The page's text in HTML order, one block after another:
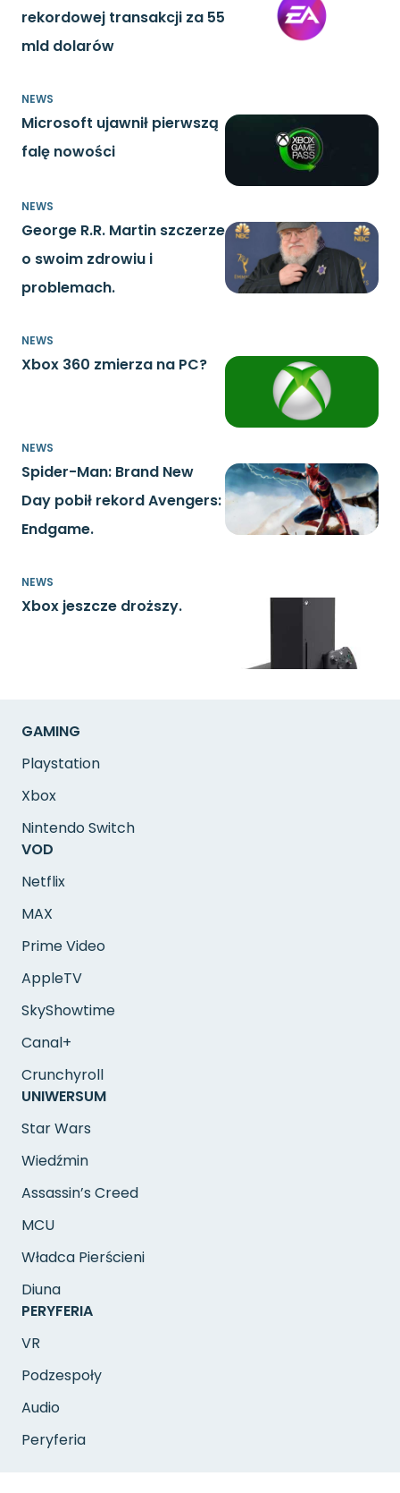
rekordowej transakcji za 55
mld dolarów
NEWS
Microsoft ujawnił pierwszą
falę nowości
NEWS
George R.R. Martin szczerze
o swoim zdrowiu i
problemach.
NEWS
Xbox 360 zmierza na PC?
NEWS
Spider-Man: Brand New
Day pobił rekord Avengers:
Endgame.
NEWS
Xbox jeszcze droższy.
GAMING
Playstation
Xbox
Nintendo Switch
VOD
Netflix
MAX
Prime Video
AppleTV
SkyShowtime
Canal+
Crunchyroll
UNIWERSUM
Star Wars
Wiedźmin
Assassin’s Creed
MCU
Władca Pierścieni
Diuna
PERYFERIA
VR
Podzespoły
Audio
Peryferia